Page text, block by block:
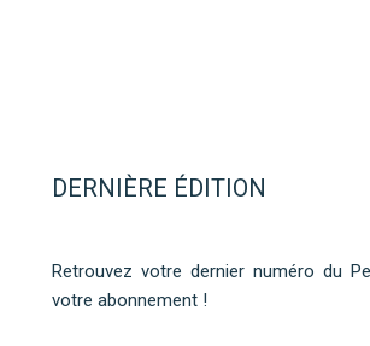
DERNIÈRE ÉDITION
Retrouvez votre dernier numéro du
votre abonnement !